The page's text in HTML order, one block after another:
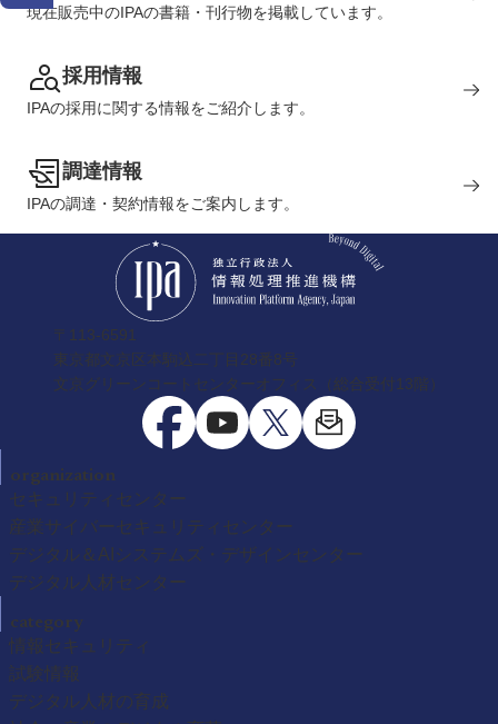
現在販売中のIPAの書籍・刊行物を掲載しています。
採用情報
IPAの採用に関する情報をご紹介します。
調達情報
IPAの調達・契約情報をご案内します。
〒113-6591
東京都文京区本駒込二丁目28番8号
文京グリーンコートセンターオフィス（総合受付13階）
organization
セキュリティセンター
産業サイバーセキュリティセンター
デジタル＆AIシステムズ・デザインセンター
デジタル人材センター
category
情報セキュリティ
試験情報
デジタル人材の育成